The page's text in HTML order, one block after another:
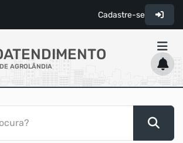
Cadastre-se
AGROLÂNDIA